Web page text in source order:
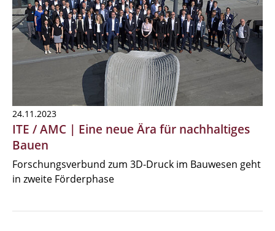
24.11.2023
ITE / AMC | Eine neue Ära für nachhaltiges
Bauen
Forschungsverbund zum 3D-Druck im Bauwesen geht
in zweite Förderphase